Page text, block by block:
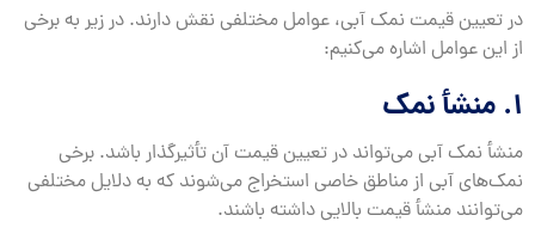
در تعیین قیمت نمک آبی، عوامل مختلفی نقش دارند. در زیر به برخی
از این عوامل اشاره می‌کنیم:
1. منشأ نمک
منشأ نمک آبی می‌تواند در تعیین قیمت آن تأثیرگذار باشد. برخی
نمک‌های آبی از مناطق خاصی استخراج می‌شوند که به دلایل مختلفی
می‌توانند منشأ قیمت بالایی داشته باشند.